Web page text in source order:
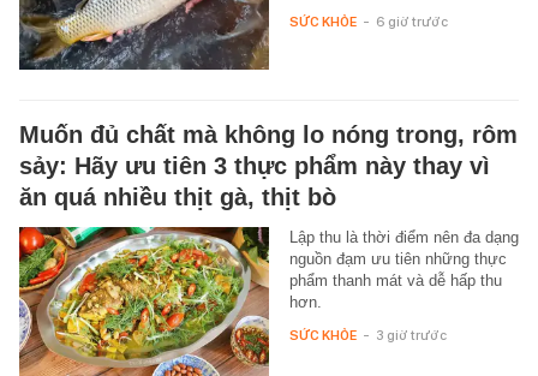
SỨC KHỎE - 6 giờ trước
Muốn đủ chất mà không lo nóng trong, rôm
sảy: Hãy ưu tiên 3 thực phẩm này thay vì
ăn quá nhiều thịt gà, thịt bò
Lập thu là thời điểm nên đa dạng
nguồn đạm ưu tiên những thực
phẩm thanh mát và dễ hấp thu
hơn.
SỨC KHỎE - 3 giờ trước